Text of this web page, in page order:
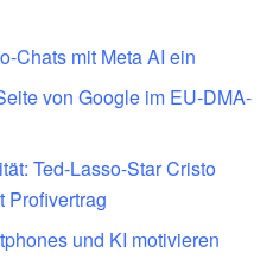
Chats mit Meta AI ein
von Google im EU-DMA-
Ted-Lasso-Star Cristo
Profivertrag
und KI motivieren